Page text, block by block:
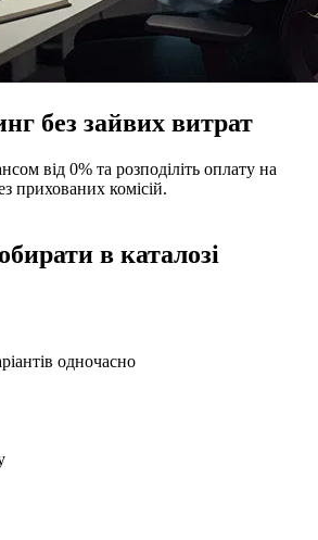
без зайвих витрат
від 0% та розподіліть оплату на
прихованих комісій.
в каталозі
одночасно